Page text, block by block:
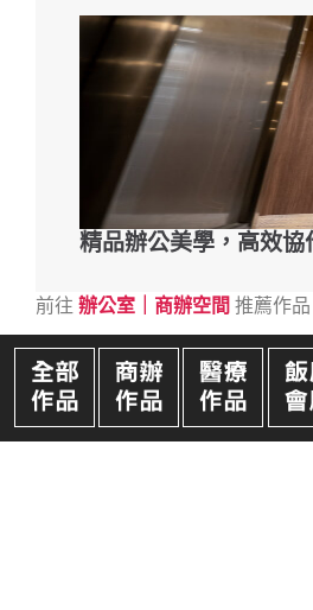
精品辦公美學，高效
前往 辦公室｜商辦空間 推薦作品